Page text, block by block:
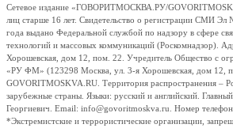
Сетевое издание «ГОВОРИТМОСКВА.РУ/
лиц старше 16 лет. Свидетельство о регистрации СМИ
года выдано Федеральной службой по надзору в сфере
технологий и массовых коммуникаций (Роскомнадзор).
Хорошевская, дом 12, пом. 22. Учредитель Общество с
«РУ ФМ» (123298 Москва, ул. 3-я Хорошевская, дом 12,
GOVORITMOSKVA.RU. Территория распространения –
зарубежные страны. Языки: русский и английский.
Георгиевич. Email: info@govoritmoskva.ru. Номер
*Экстремистские и террористические организации,